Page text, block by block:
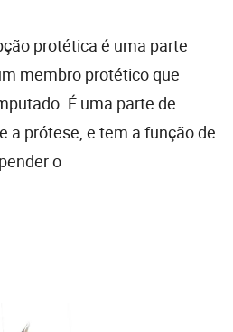
protética é uma parte
membro protético que
É uma parte de
a prótese, e tem a função de
o